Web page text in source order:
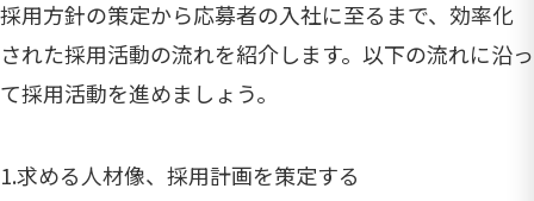
採用方針の策定から応募者の入社に至るまで、効率化
された採用活動の流れを紹介します。以下の流れに沿っ
て採用活動を進めましょう。
1.求める人材像、採用計画を策定する